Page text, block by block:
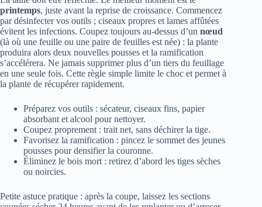
printemps, juste avant la reprise de croissance. Commencez
par désinfecter vos outils ; ciseaux propres et lames affûtées
évitent les infections. Coupez toujours au-dessus d’un nœud
(là où une feuille ou une paire de feuilles est née) : la plante
produira alors deux nouvelles pousses et la ramification
s’accélérera. Ne jamais supprimer plus d’un tiers du feuillage
en une seule fois. Cette règle simple limite le choc et permet à
la plante de récupérer rapidement.
Préparez vos outils : sécateur, ciseaux fins, papier
absorbant et alcool pour nettoyer.
Coupez proprement : trait net, sans déchirer la tige.
Favorisez la ramification : pincez le sommet des jeunes
pousses pour densifier la couronne.
Éliminez le bois mort : retirez d’abord les tiges sèches
ou noircies.
Petite astuce pratique : après la coupe, laissez les sections